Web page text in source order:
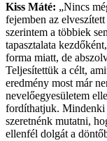
Kiss Máté: „Nincs
fejemben az
szerintem a többiek
tapasztalata
forma miatt, de
Teljesítettük a célt,
eredmény most már
nevelőegyesületem
fordíthatjuk. Mindenki
szeretnénk mutatni,
ellenfél dolgát a